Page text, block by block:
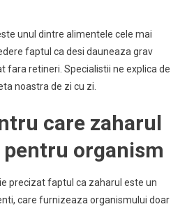
unul dintre alimentele cele mai
faptul ca desi dauneaza grav
fara retineri. Specialistii ne explica de
noastra de zi cu zi.
care zaharul
organism
precizat faptul ca zaharul este un
care furnizeaza organismului doar